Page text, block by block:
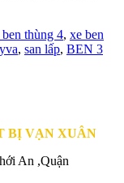
ben thùng 4, xe ben
, san lấp, BEN 3
BỊ VẠN XUÂN
An ,Quận